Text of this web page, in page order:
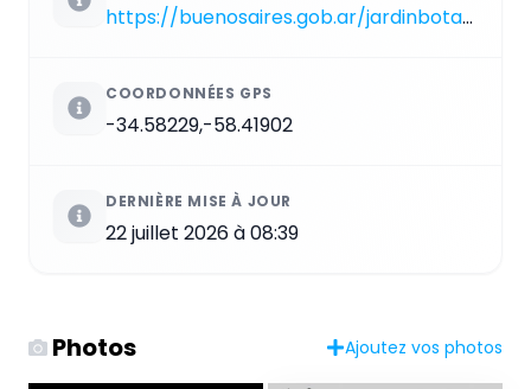
https://buenosaires.gob.ar/jardinbotanico/la-loba-romana
COORDONNÉES GPS
-34.58229,-58.41902
DERNIÈRE MISE À JOUR
22 juillet 2026 à 08:39
Photos Ajoutez vos photos